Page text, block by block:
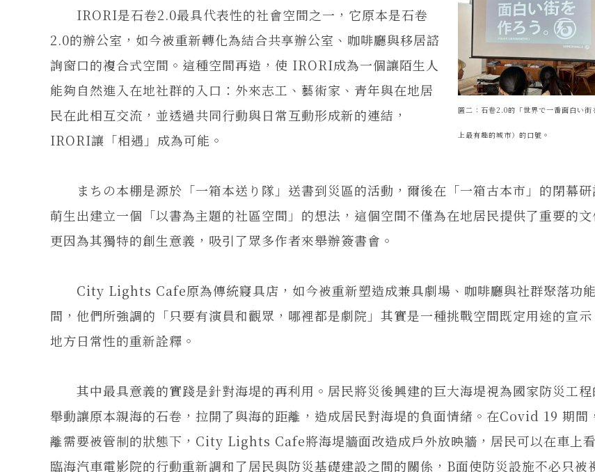
圖二：石卷2.0的「世界で一番面白い街
上最有趣的城市）的口號。
IRORI是石卷2.0最具代表性的社會空間之一，它原本是石卷
2.0的辦公室，如今被重新轉化為結合共享辦公室、咖啡廳與移居諮
詢窗口的複合式空間。這種空間再造，使 IRORI成為一個讓陌生人
能夠自然進入在地社群的入口：外來志工、藝術家、青年與在地居
民在此相互交流，並透過共同行動與日常互動形成新的連結，
IRORI讓「相遇」成為可能。
まちの本棚是源於「一箱本送り隊」送書到災區的活動，爾後在「一箱古本市」的閉幕研
萌生出建立一個「以書為主題的社區空間」的想法，這個空間不僅為在地居民提供了重要的文
更因為其獨特的創生意義，吸引了眾多作者來舉辦簽書會。
City Lights Cafe原為傳統寢具店，如今被重新塑造成兼具劇場、咖啡廳與社群聚落功
間，他們所強調的「只要有演員和觀眾，哪裡都是劇院」其實是一種挑戰空間既定用途的宣
地方日常性的重新詮釋。
其中最具意義的實踐是針對海堤的再利用。居民將災後興建的巨大海堤視為國家防災工程
舉動讓原本親海的石卷，拉開了與海的距離，造成居民對海堤的負面情緒。在Covid 19 期間
離需要被管制的狀態下，City Lights Cafe將海堤牆面改造成戶外放映牆，居民可以在車上
臨海汽車電影院的行動重新調和了居民與防災基礎建設之間的關係，B面使防災設施不必只被